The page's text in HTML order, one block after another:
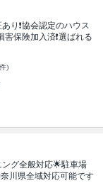
り❗️協会認定のハウス
害保険加入済❗️選ばれる
)
グ全般対応🌟駐車場
川県全域対応可能です